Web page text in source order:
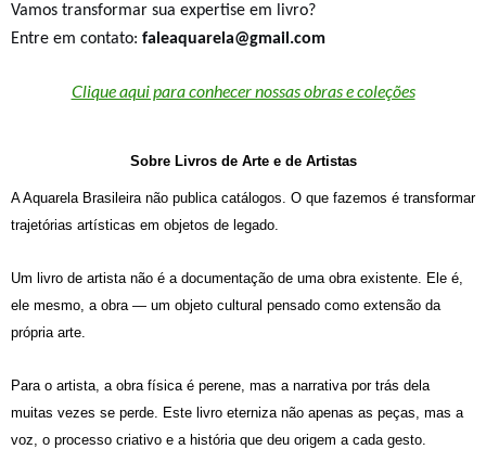
Vamos transformar sua expertise em livro?
Entre em contato: faleaquarela@gmail.com
Clique aqui para conhecer nossas obras e coleções
Sobre Livros de Arte e de Artistas
A Aquarela Brasileira não publica catálogos. O que fazemos é transformar
trajetórias artísticas em objetos de legado.
Um livro de artista não é a documentação de uma obra existente. Ele é,
ele mesmo, a obra — um objeto cultural pensado como extensão da
própria arte.
Para o artista, a obra física é perene, mas a narrativa por trás dela
muitas vezes se perde. Este livro eterniza não apenas as peças, mas a
voz, o processo criativo e a história que deu origem a cada gesto.